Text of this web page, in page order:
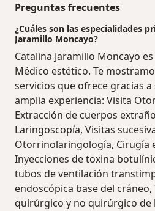
Preguntas frecuentes
¿Cuáles son las especialidades
Jaramillo Moncayo?
Catalina Jaramillo Moncayo
Médico estético. Te
servicios que ofrece gracias
amplia experiencia: Visita
Extracción de cuerpos
Laringoscopía, Visitas
Otorrinolaringología, Cirugía
Inyecciones de toxina
tubos de ventilación
endoscópica base del
quirúrgico y no quirúrgico de